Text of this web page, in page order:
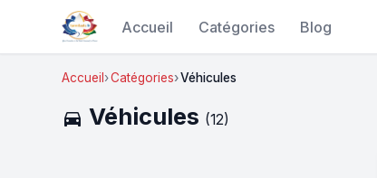
Accueil Catégories Blog
Accueil Catégories Véhicules
directions_car Véhicules (12)